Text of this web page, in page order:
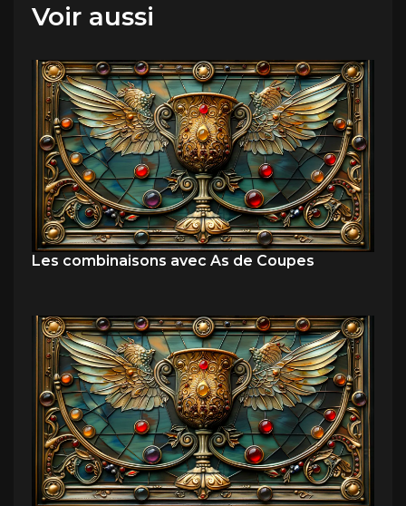
Voir aussi
Les combinaisons avec As de Coupes